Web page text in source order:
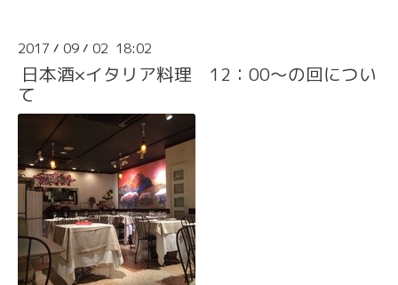
2017 / 09 / 02 18:02
日本酒×イタリア料理 12：00～の回につい
て